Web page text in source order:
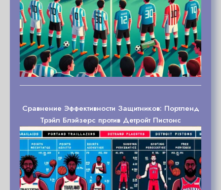
Сравнение Эффективности Защитников: Портленд
Трэйл Блэйзерс против Детройт Пистонс